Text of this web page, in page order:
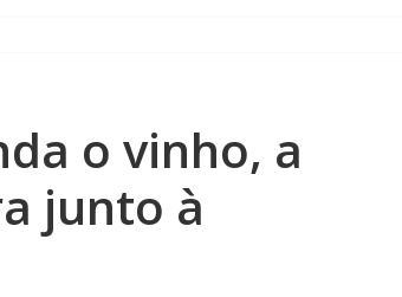
o vinho, a
junto à